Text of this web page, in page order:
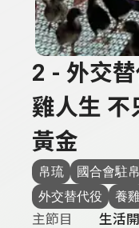
2 - 外交
雞人生 不
黃金
帛琉
國合會駐
外交替代役
養
主節目
生活